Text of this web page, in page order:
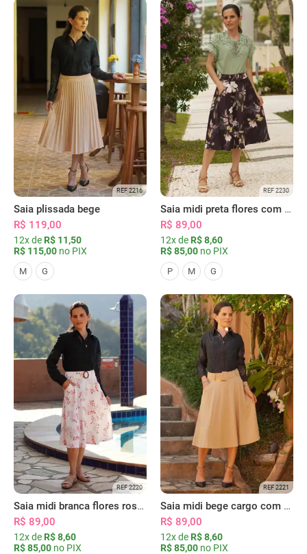
REF 2216
Saia plissada bege
R$ 119,00
12x de R$ 11,50
R$ 115,00 no PIX
M G
REF 2230
Saia midi preta flores com bolsos
R$ 89,00
12x de R$ 8,60
R$ 85,00 no PIX
P M G
REF 2220
Saia midi branca flores rosas com bolsos
R$ 89,00
12x de R$ 8,60
R$ 85,00 no PIX
REF 2221
Saia midi bege cargo com bolsos
R$ 89,00
12x de R$ 8,60
R$ 85,00 no PIX